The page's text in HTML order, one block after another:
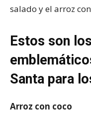
salado y el arroz
Estos son
Santa para
Arroz con coco